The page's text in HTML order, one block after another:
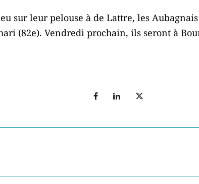
sur leur pelouse à de Lattre, les
(82e). Vendredi prochain, ils seront à